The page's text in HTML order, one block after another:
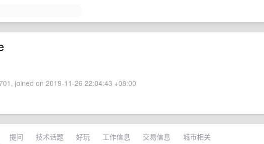
joined on 2019-11-26 22:04:43 +08:00
提问 技术话题 好玩 工作信息 交易信息 城市相关